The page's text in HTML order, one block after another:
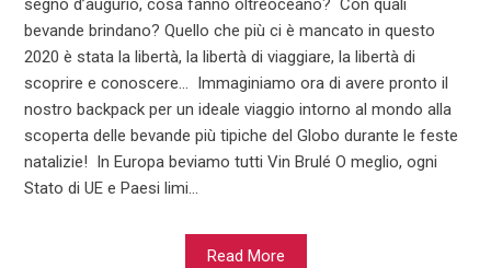
segno d’augurio, cosa fanno oltreoceano? Con quali
bevande brindano? Quello che più ci è mancato in questo
2020 è stata la libertà, la libertà di viaggiare, la libertà di
scoprire e conoscere… Immaginiamo ora di avere pronto il
nostro backpack per un ideale viaggio intorno al mondo alla
scoperta delle bevande più tipiche del Globo durante le feste
natalizie! In Europa beviamo tutti Vin Brulé O meglio, ogni
Stato di UE e Paesi limi...
Read More